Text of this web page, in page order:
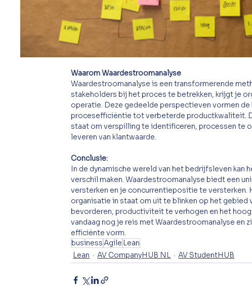
Waarom Waardestroomanalyse
Waardestroomanalyse is een transformerende
stakeholders bij het proces te betrekken, krijgt je
operatie. Deze gedeelde perspectieven vormen
procesefficiëntie tot verbeterde productkwaliteit.
staat om verspilling te identificeren, processen te
leveren van klantwaarde.
Conclusie:
In de dynamische wereld van het bedrijfsleven
verschil maken. Waardestroomanalyse biedt een
versterken en je concurrentiepositie te
organisatie in staat om uit te blinken op het
bevorderen, productiviteit te verhogen en het
vandaag nog je reis met Waardestroomanalyse en
efficiënte vorm.
businessAgile Lean
Lean
AV CompanyHUB NL AV StudentHUB